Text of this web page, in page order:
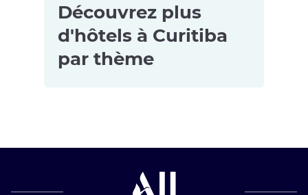
Découvrez plus
d'hôtels à Curitiba
par thème